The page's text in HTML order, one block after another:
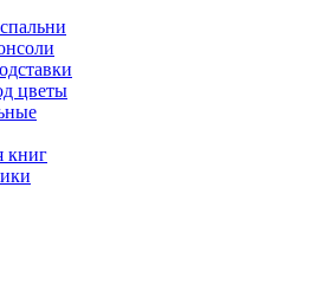
цветы
книг